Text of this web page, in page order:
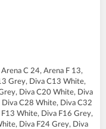
D
B
D
B
D C 24, Arena F 13,
Grey, Diva C13 White,
Diva C20 White, Diva
C28 White, Diva C32
White, Diva F16 Grey,
Diva F24 Grey, Diva